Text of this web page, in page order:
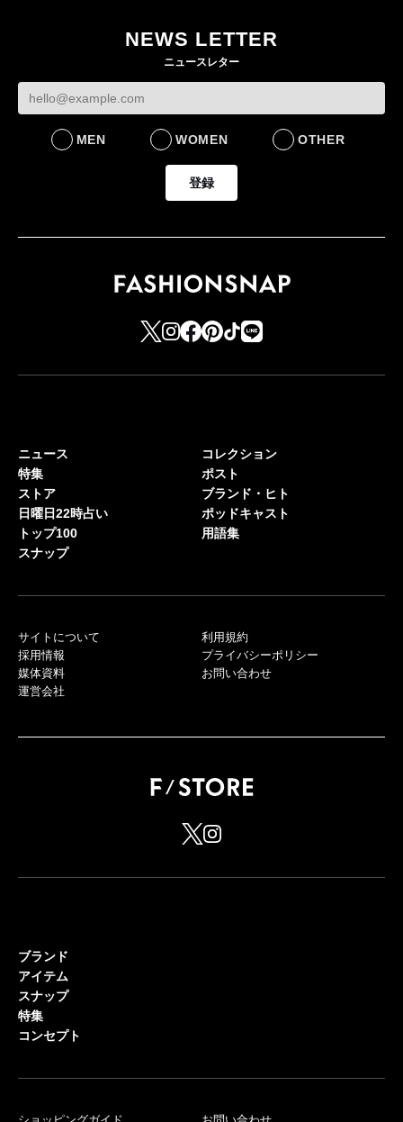
ケットなど7型を発売
FASHION
NEWS LETTER
ニュースレター
MEN WOMEN OTHER
登録
ニュース
特集
ストア
日曜日22時占い
トップ100
スナップ
コレクション
ポスト
ブランド・ヒト
ポッドキャスト
用語集
サイトについて
採用情報
媒体資料
運営会社
利用規約
プライバシーポリシー
お問い合わせ
ブランド
アイテム
スナップ
特集
コンセプト